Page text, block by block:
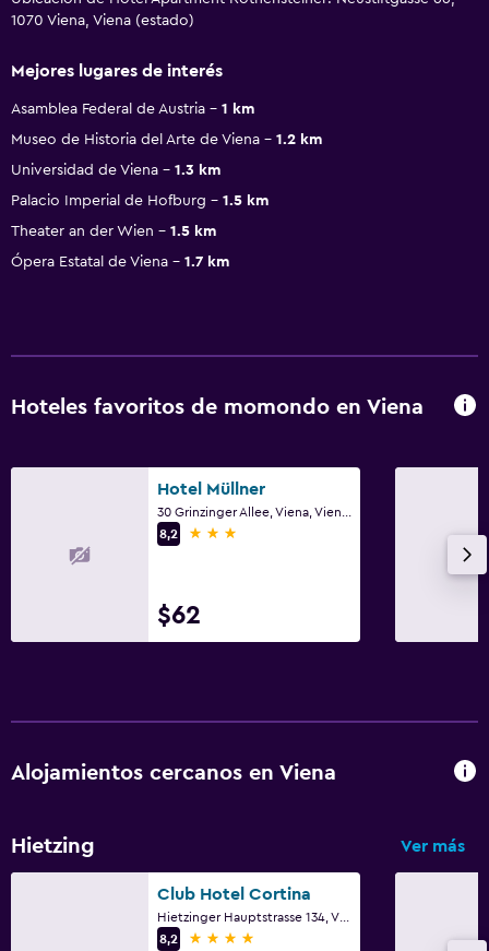
1070 Viena, Viena (estado)
Mejores lugares de interés
Asamblea Federal de Austria
1 km
Museo de Historia del Arte de Viena
1.2 km
Universidad de Viena
1.3 km
Palacio Imperial de Hofburg
1.5 km
Theater an der Wien
1.5 km
Ópera Estatal de Viena
1.7 km
Hoteles favoritos de momondo en Viena
Hotel Müllner
8,2
3 estrellas
$62
Alojamientos cercanos en Viena
Hietzing Ver más
Club Hotel Cortina
8,2
4 estrellas